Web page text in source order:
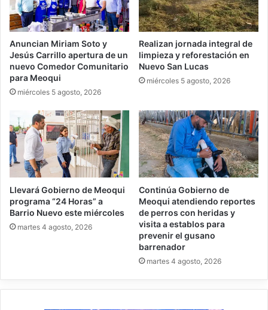
Anuncian Miriam Soto y
Jesús Carrillo apertura de un
nuevo Comedor Comunitario
para Meoqui
miércoles 5 agosto, 2026
Realizan jornada integral de
limpieza y reforestación en
Nuevo San Lucas
miércoles 5 agosto, 2026
Llevará Gobierno de Meoqui
programa “24 Horas” a
Barrio Nuevo este miércoles
martes 4 agosto, 2026
Continúa Gobierno de
Meoqui atendiendo reportes
de perros con heridas y
visita a establos para
prevenir el gusano
barrenador
martes 4 agosto, 2026